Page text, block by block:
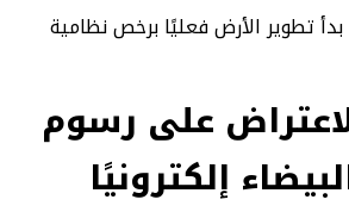
تطوير الأرض فعليًا برخص نظامية
على رسوم
إلكترونيًا